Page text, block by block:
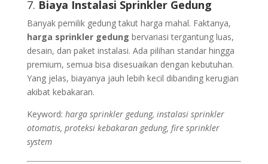
7. Biaya Instalasi Sprinkler Gedung
Banyak pemilik gedung takut harga mahal. Faktanya,
harga sprinkler gedung bervariasi tergantung luas,
desain, dan paket instalasi. Ada pilihan standar hingga
premium, semua bisa disesuaikan dengan kebutuhan.
Yang jelas, biayanya jauh lebih kecil dibanding kerugian
akibat kebakaran.
Keyword: harga sprinkler gedung, instalasi sprinkler
otomatis, proteksi kebakaran gedung, fire sprinkler
system